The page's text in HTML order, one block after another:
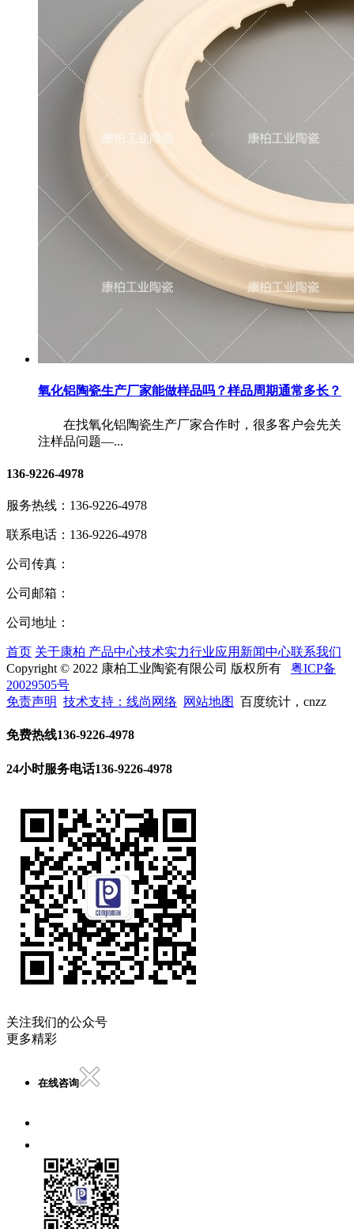
氧化铝陶瓷生产厂家能做样品吗？样品周期通常多长？
在找氧化铝陶瓷生产厂家合作时，很多客户会先关
注样品问题—...
136-9226-4978
服务热线： 136-9226-4978
联系电话： 136-9226-4978
公司传真：
公司邮箱：
公司地址：
首页 关于康柏 产品中心技术实力行业应用 新闻中心联系我们
Copyright © 2022 康柏工业陶瓷有限公司 版权所有 粤ICP备
20029505号
免责声明 技术支持：线尚网络 网站地图 百度统计，cnzz
免费热线136-9226-4978
24小时服务电话136-9226-4978
关注我们的公众号
更多精彩
在线咨询